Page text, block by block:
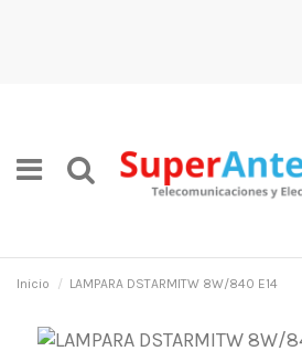
Inicio LAMPARA DSTARMITW 8W/840 E14